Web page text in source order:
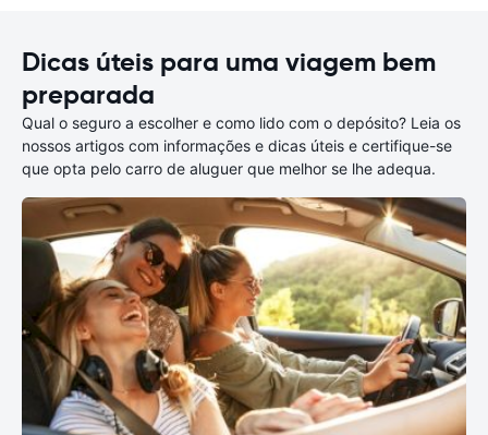
Dicas úteis para uma viagem bem
preparada
Qual o seguro a escolher e como lido com o depósito? Leia os
nossos artigos com informações e dicas úteis e certifique-se
que opta pelo carro de aluguer que melhor se lhe adequa.